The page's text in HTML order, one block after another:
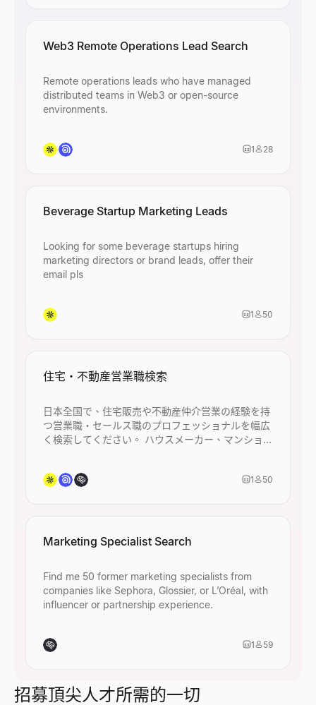
Web3 Remote Operations Lead Search
Remote operations leads who have managed
distributed teams in Web3 or open-source
environments.
1 28
Beverage Startup Marketing Leads
Looking for some beverage startups hiring
marketing directors or brand leads, offer their
email pls
1 50
住宅・不動産営業職検索
日本全国で、住宅販売や不動産仲介営業の経験を持
つ営業職・セールス職のプロフェッショナルを幅広
く検索してください。 ハウスメーカー、マンション
に条件を設定してください。
1 50
Marketing Specialist Search
Find me 50 former marketing specialists from
companies like Sephora, Glossier, or L’Oréal, with
influencer or partnership experience.
1 59
招募頂尖人才所需的一切